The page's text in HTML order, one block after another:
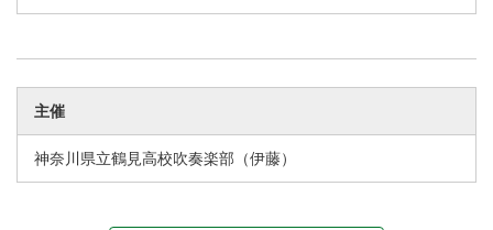
主催
神奈川県立鶴見高校吹奏楽部（伊藤）